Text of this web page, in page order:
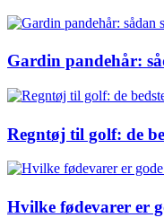
Gardin pandehår:
Regntøj til golf: de
Hvilke fødevarer er